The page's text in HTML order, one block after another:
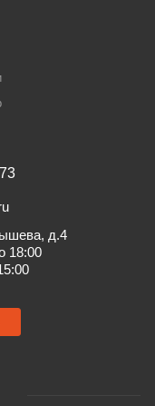
д.4
18:00